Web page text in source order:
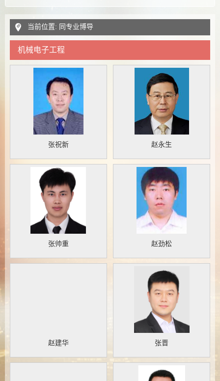
当前位置: 同专业博导
机械电子工程
张祝新 赵永生
张帅重 赵劲松
赵建华 张晋